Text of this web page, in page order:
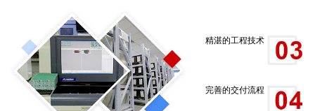
精湛的工程技术
完善的交付流程